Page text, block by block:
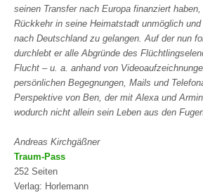
seinen Transfer nach Europa finanziert
Rückkehr in seine Heimatstadt unmöglich
nach Deutschland zu gelangen. Auf der nun
durchlebt er alle Abgründe des
Flucht – u. a. anhand von
persönlichen Begegnungen, Mails und
Perspektive von Ben, der mit Alexa und
wodurch nicht allein sein Leben aus den
Andreas Kirchgäßner
Traum-Pass
252 Seiten
Verlag: Horlemann